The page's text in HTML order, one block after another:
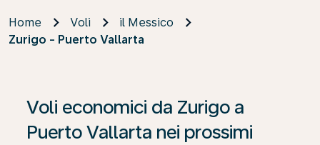
Home Voli
il Messico
Zurigo - Puerto Vallarta
Voli economici da Zurigo a
Puerto Vallarta nei prossimi
Se non trova risultati, faccia clic su “Cerca le offerte”